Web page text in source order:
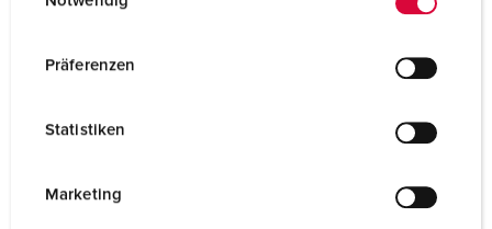
Präferenzen
Statistiken
Marketing